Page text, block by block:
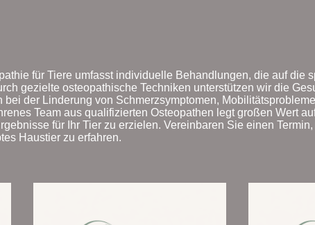
für Tiere umfasst individuelle Behandlungen, die auf die
gezielte osteopathische Techniken unterstützen wir die
der Linderung von Schmerzsymptomen,
Team aus qualifizierten Osteopathen legt großen Wert
für Ihr Tier zu erzielen. Vereinbaren Sie einen
Haustier zu erfahren.